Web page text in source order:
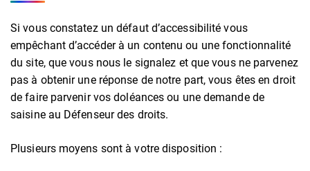
Si vous constatez un défaut d’accessibilité vous
empêchant d’accéder à un contenu ou une fonctionnalité
du site, que vous nous le signalez et que vous ne parvenez
pas à obtenir une réponse de notre part, vous êtes en droit
de faire parvenir vos doléances ou une demande de
saisine au Défenseur des droits.
Plusieurs moyens sont à votre disposition :